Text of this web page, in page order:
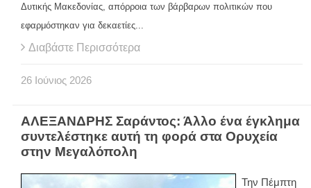
Δυτικής Μακεδονίας, απόρροια των βάρβαρων πολιτικών που
εφαρμόστηκαν για δεκαετίες...
Διαβάστε Περισσότερα
26 Ιούνιος 2026
ΑΛΕΞΑΝΔΡΗΣ Σαράντος: Άλλο ένα έγκλημα
συντελέστηκε αυτή τη φορά στα Ορυχεία
στην Μεγαλόπολη
Την Πέμπτη